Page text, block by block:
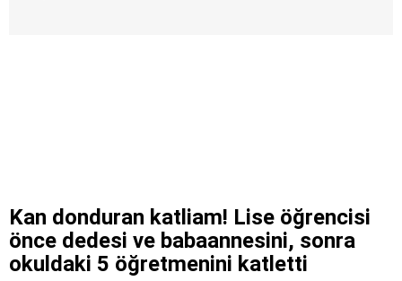
Kan donduran katliam! Lise öğrencisi
önce dedesi ve babaannesini, sonra
okuldaki 5 öğretmenini katletti